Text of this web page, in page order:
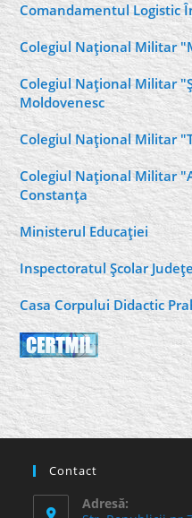
Comandamentul Logistic
Colegiul Naţional Militar
Colegiul Naţional Militar
Moldovenesc
Colegiul Naţional Militar
Colegiul Naţional Militar
Constanţa
Ministerul Educaţiei
Inspectoratul Şcolar
Casa Corpului Didactic
Contact
Adresă: